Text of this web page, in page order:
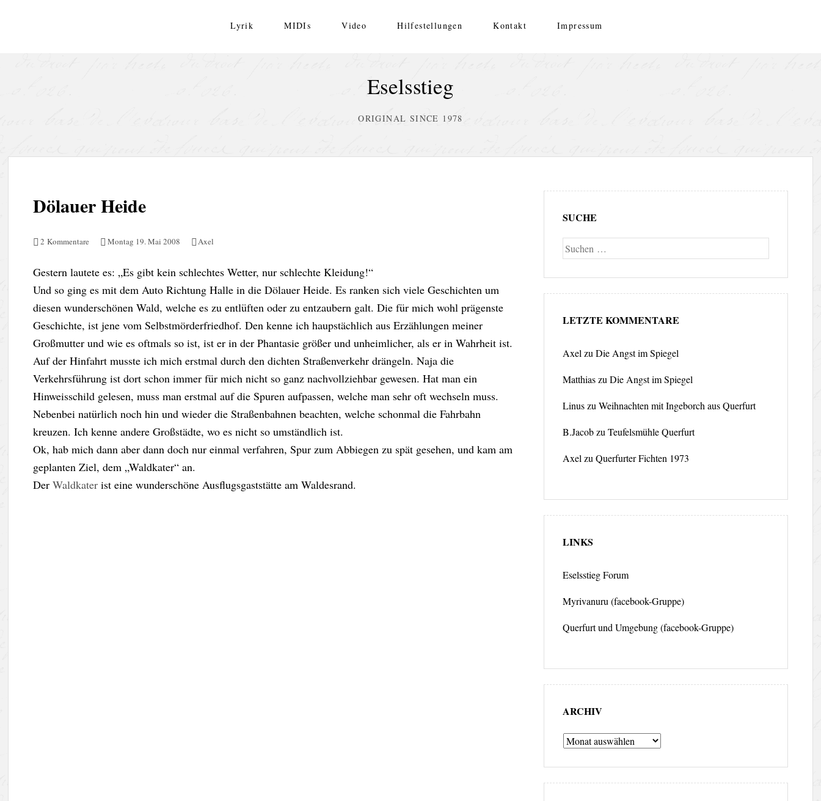
Lyrik MIDIs Video Hilfestellungen Kontakt Impressum
Eselsstieg
ORIGINAL SINCE 1978
Dölauer Heide
2 Kommentare Montag 19. Mai 2008 Axel
Gestern lautete es: „Es gibt kein schlechtes Wetter, nur schlechte Kleidung!“
Und so ging es mit dem Auto Richtung Halle in die Dölauer Heide. Es ranken sich viele Geschichten um
diesen wunderschönen Wald, welche es zu entlüften oder zu entzaubern galt. Die für mich wohl prägenste
Geschichte, ist jene vom Selbstmörderfriedhof. Den kenne ich haupstächlich aus Erzählungen meiner
Großmutter und wie es oftmals so ist, ist er in der Phantasie größer und unheimlicher, als er in Wahrheit ist.
Auf der Hinfahrt musste ich mich erstmal durch den dichten Straßenverkehr drängeln. Naja die
Verkehrsführung ist dort schon immer für mich nicht so ganz nachvollziehbar gewesen. Hat man ein
Hinweisschild gelesen, muss man erstmal auf die Spuren aufpassen, welche man sehr oft wechseln muss.
Nebenbei natürlich noch hin und wieder die Straßenbahnen beachten, welche schonmal die Fahrbahn
kreuzen. Ich kenne andere Großstädte, wo es nicht so umständlich ist.
Ok, hab mich dann aber dann doch nur einmal verfahren, Spur zum Abbiegen zu spät gesehen, und kam am
geplanten Ziel, dem „Waldkater“ an.
DerWaldkater ist eine wunderschöne Ausflugsgaststätte am Waldesrand.
SUCHE
Suche
LETZTE KOMMENTARE
Axel zu Die Angst im Spiegel
Matthiaszu Die Angst im Spiegel
Linuszu Weihnachten mit Ingeborch aus Querfurt
B.Jacobzu Teufelsmühle Querfurt
Axel zu Querfurter Fichten 1973
LINKS
Eselsstieg Forum
Myrivanuru (facebook-Gruppe)
Querfurt und Umgebung (facebook-Gruppe)
ARCHIV
Archiv